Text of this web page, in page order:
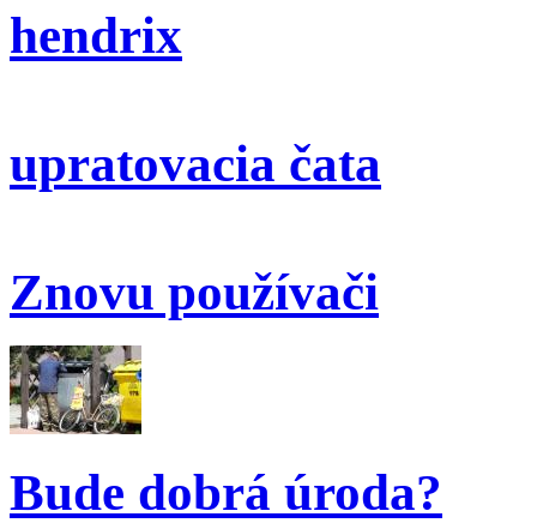
hendrix
upratovacia čata
Znovu používači
Bude dobrá úroda?